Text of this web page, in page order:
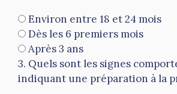
Environ entre 18 et 24 mois
Dès les 6 premiers mois
Après 3 ans
3. Quels sont les signes
indiquant une préparation à la